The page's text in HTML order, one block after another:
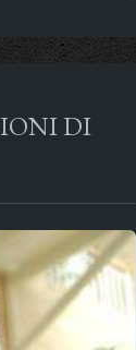
DI